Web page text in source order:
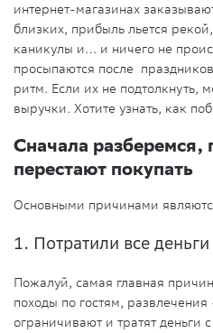
интернет-магазинах
близких, прибыль льется
каникулы и… и ничего не
просыпаются после
ритм. Если их не подтолкнуть,
выручки. Хотите узнать, как
Сначала разберемся,
перестают покупать
Основными причинами
1. Потратили все деньги
Пожалуй, самая главная
походы по гостям,
ограничивают и тратят деньги